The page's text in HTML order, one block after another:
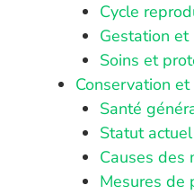
Cycle
Gestation et
Soins et
Conservation
Santé
Statut actuel
Causes des
Mesures de